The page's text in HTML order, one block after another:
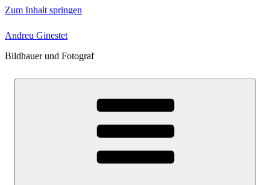
Zum Inhalt springen
Andreu Ginestet
Bildhauer und Fotograf